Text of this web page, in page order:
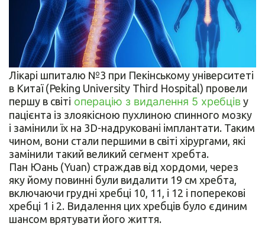
Лікарі шпиталю №3 при Пекінському університеті
в Китаї (Peking University Third Hospital) провели
першу в світі операцію з видалення 5 хребців у
пацієнта із злоякісною пухлиною спинного мозку
і замінили їх на 3D-надруковані імплантати. Таким
чином, вони стали першими в світі хірургами, які
замінили такий великий сегмент хребта.
Пан Юань (Yuan) страждав від хордоми, через
яку йому повинні були видалити 19 см хребта,
включаючи грудні хребці 10, 11, і 12 і поперекові
хребці 1 і 2. Видалення цих хребців було єдиним
шансом врятувати його життя.